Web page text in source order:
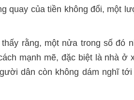
quay của tiền không đổi, một
rằng, một nửa trong số đó
mạnh mẽ, đặc biệt là nhà
dân còn không dám nghĩ